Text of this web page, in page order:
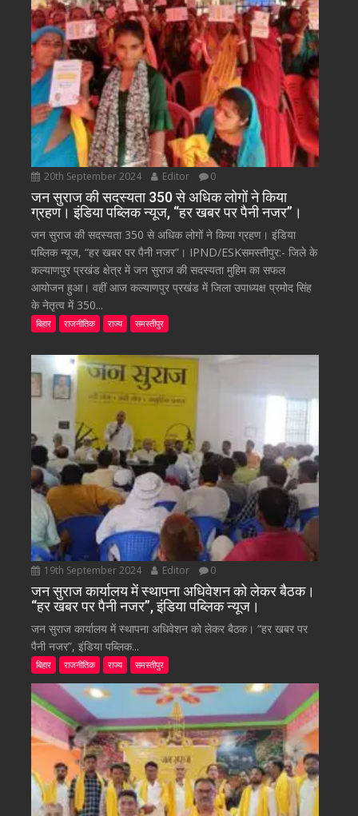
20th September 2024 Editor 0
जन सुराज की सदस्यता 350 से अधिक लोगों ने किया
ग्रहण। इंडिया पब्लिक न्यूज, “हर खबर पर पैनी नजर”।
जन सुराज की सदस्यता 350 से अधिक लोगों ने किया ग्रहण। इंडिया
पब्लिक न्यूज, “हर खबर पर पैनी नजर”। IPND/ESKसमस्तीपुर:- जिले के
कल्याणपुर प्रखंड क्षेत्र में जन सुराज की सदस्यता मुहिम का सफल
आयोजन हुआ। वहीं आज कल्याणपुर प्रखंड में जिला उपाध्यक्ष प्रमोद सिंह
के नेतृत्व में 350...
बिहार राजनीतिक राज्य समस्तीपुर
19th September 2024 Editor 0
जन सुराज कार्यालय में स्थापना अधिवेशन को लेकर बैठक।
“हर खबर पर पैनी नजर”, इंडिया पब्लिक न्यूज।
जन सुराज कार्यालय में स्थापना अधिवेशन को लेकर बैठक। “हर खबर पर
पैनी नजर”, इंडिया पब्लिक...
बिहार राजनीतिक राज्य समस्तीपुर